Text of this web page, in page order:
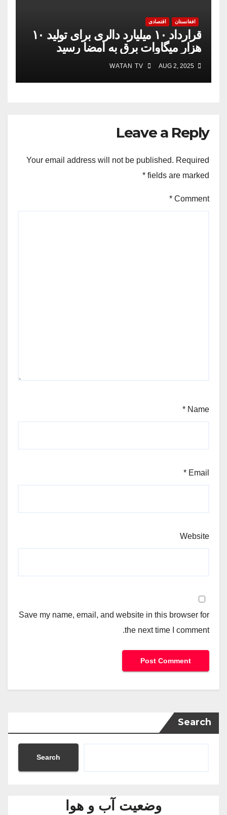
افغانستان اقتصادی
قرارداد ۱۰ میلیارد دالری برای تولید ۱۰
هزار میگاوات برق به امضا رسید
Leave a Reply
Your email address will not be published. Required
fields are marked
*
Comment
*
Name
*
Email
*
Website
Save my name, email, and website in this browser for
the next time I comment.
Search
Search
وضعیت آب و هوا